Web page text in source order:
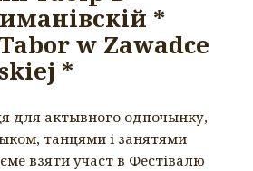
*
w Zawadce
*
для актывного одпочынку,
танцями і занятями
взяти участ в Фестівалю